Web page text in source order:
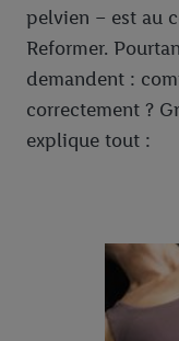
pelvien – est au
Reformer.
demandent :
correctement ?
explique tout :